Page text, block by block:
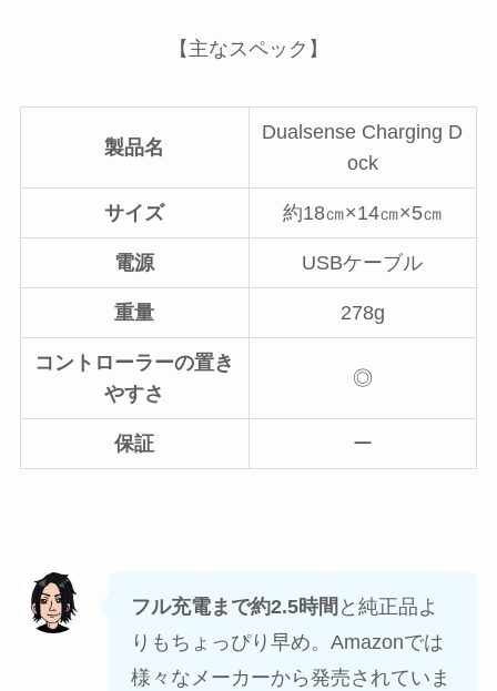
【主なスペック】
製品名
Dualsense Charging D
ock
サイズ 約18㎝×14㎝×5㎝
電源 USBケーブル
重量 278g
コントローラーの置き
やすさ
◎
保証 ー
フル充電まで約2.5時間 と純正品よ
りもちょっぴり早め。Amazonでは
様々なメーカーから発売されていま